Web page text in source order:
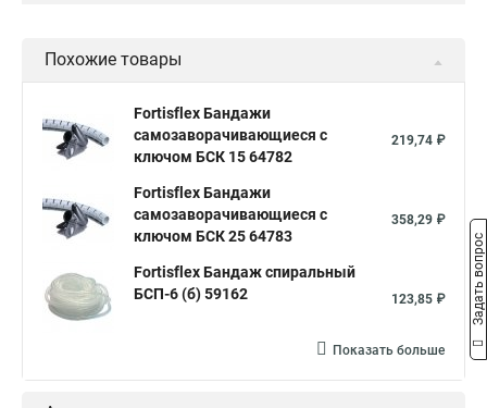
Похожие товары
Fortisflex Бандажи
самозаворачивающиеся с
ключом БСК 15 64782
219,74 ₽
Fortisflex Бандажи
самозаворачивающиеся с
ключом БСК 25 64783
358,29 ₽
Fortisflex Бандаж спиральный
БСП-6 (б) 59162
123,85 ₽
Показать больше
Задать вопрос